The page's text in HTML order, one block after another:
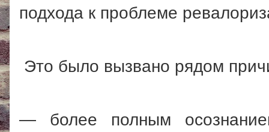
подхода к проблеме
Это было вызвано рядом
— более полным